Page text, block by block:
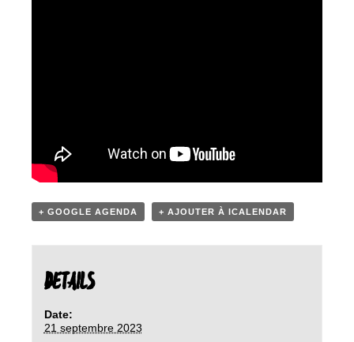
+ GOOGLE AGENDA + AJOUTER À ICALENDAR
DETAILS
Date:
21 septembre 2023